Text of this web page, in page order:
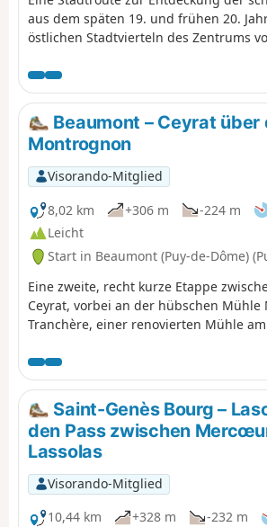
aus dem späten 19. und frühen 20.
östlichen Stadtvierteln des Zentrums
Beaumont – Ceyrat über
Montrognon
Visorando-Mitglied
8,02 km
+306 m -224 m
Leicht
Start in Beaumont (Puy-de-Dôme)
Eine zweite, recht kurze Etappe
Ceyrat, vorbei an der hübschen Mühle
Tranchère, einer renovierten Mühle
einem Turm gekrönt wird, einem
mittelalterlichen Burg.
Saint-Genès Bourg –
den Pass zwischen
Lassolas
Visorando-Mitglied
10,44 km
+328 m -232 m